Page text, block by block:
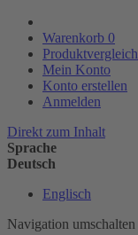
Warenkorb 0
Produktvergleich
Mein Konto
Konto erstellen
Anmelden
Direkt zum Inhalt
Sprache
Deutsch
Englisch
Navigation umschalten